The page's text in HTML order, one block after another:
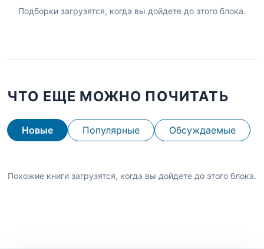
Подборки загрузятся, когда вы дойдете до этого блока.
ЧТО ЕЩЕ МОЖНО ПОЧИТАТЬ
Новые Популярные Обсуждаемые
Похожие книги загрузятся, когда вы дойдете до этого блока.